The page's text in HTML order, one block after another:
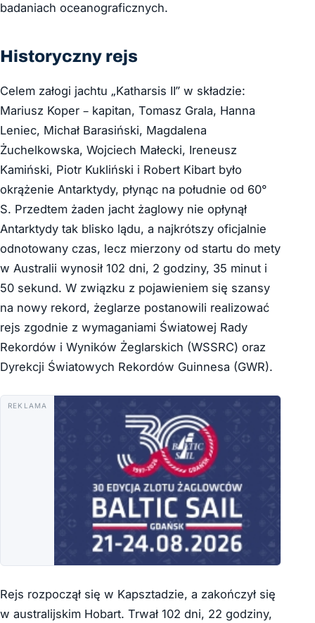
badaniach oceanograficznych.
Historyczny rejs
Celem załogi jachtu „Katharsis II” w składzie:
Mariusz Koper – kapitan, Tomasz Grala, Hanna
Leniec, Michał Barasiński, Magdalena
Żuchelkowska, Wojciech Małecki, Ireneusz
Kamiński, Piotr Kukliński i Robert Kibart było
okrążenie Antarktydy, płynąc na południe od 60°
S. Przedtem żaden jacht żaglowy nie opłynął
Antarktydy tak blisko lądu, a najkrótszy oficjalnie
odnotowany czas, lecz mierzony od startu do mety
w Australii wynosił 102 dni, 2 godziny, 35 minut i
50 sekund. W związku z pojawieniem się szansy
na nowy rekord, żeglarze postanowili realizować
rejs zgodnie z wymaganiami Światowej Rady
Rekordów i Wyników Żeglarskich (WSSRC) oraz
Dyrekcji Światowych Rekordów Guinnesa (GWR).
REKLAMA
Rejs rozpoczął się w Kapsztadzie, a zakończył się
w australijskim Hobart. Trwał 102 dni, 22 godziny,